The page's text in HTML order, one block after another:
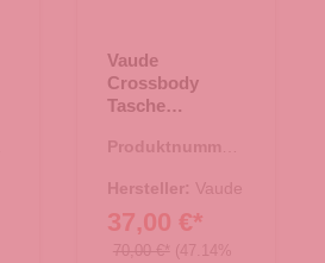
Vaude
Crossbody
Tasche
Black
Produktnummer:
Hersteller: Vaude
37,00 €*
70,00 €* (47.14%